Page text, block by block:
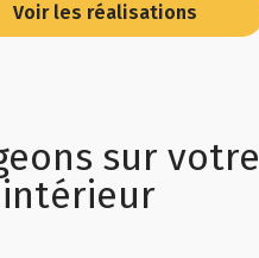
Voir les réalisations
sur votre